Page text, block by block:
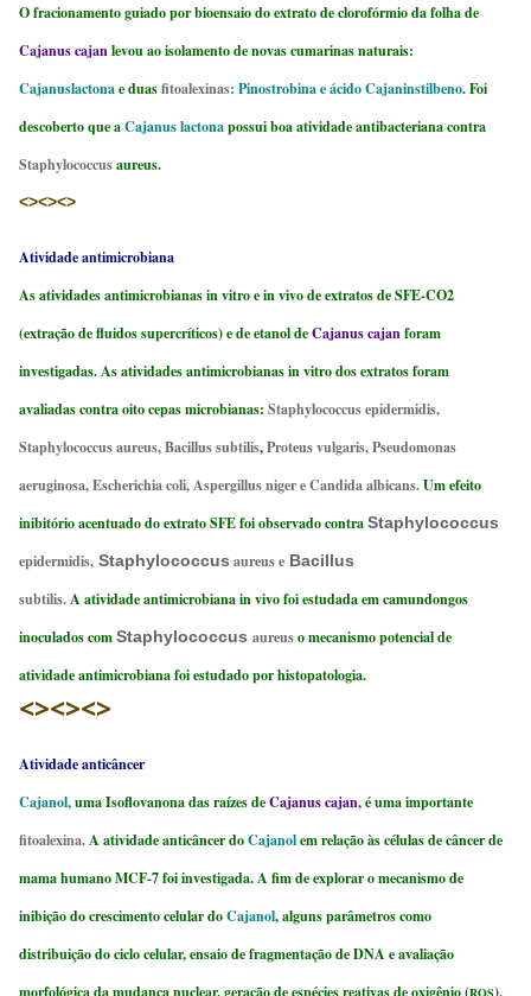
O fracionamento guiado por bioensaio do extrato de clorofórmio da folha de
Cajanus cajanlevou ao isolamento de novas cumarinas naturais:
Cajanuslactonae duasfitoalexinas: Pinostrobina e ácido Cajaninstilbeno. Foi
descoberto que aCajanus lactonapossui boa atividade antibacteriana contra
Staphylococcusaureus.
<><><>
Atividade antimicrobiana
As atividades antimicrobianas in vitro e in vivo de extratos de SFE-CO2
(extração de fluidos supercríticos) e de etanol deCajanus cajanforam
investigadas. As atividades antimicrobianas in vitro dos extratos foram
avaliadas contra oito cepas microbianas:Staphylococcus epidermidis,
Staphylococcus aureus, Bacillus subtilis,Proteus vulgaris, Pseudomonas
aeruginosa, Escherichia coli, Aspergillus niger e Candida albicans.Um efeito
inibitório acentuado do extrato SFE foi observado contraStaphylococcus
epidermidis,Staphylococcus aureus e Bacillus
subtilis.A atividade antimicrobiana in vivo foi estudada em camundongos
inoculados comStaphylococcusaureuso mecanismo potencial de
atividade antimicrobiana foi estudado por histopatologia.
<><><>
Atividade anticâncer
Cajanol,uma Isoflovanona das raízes deCajanus cajan, é uma importante
fitoalexina.A atividade anticâncer doCajanolem relação às células de câncer de
mama humano MCF-7 foi investigada. A fim de explorar o mecanismo de
inibição do crescimento celular doCajanol, alguns parâmetros como
distribuição do ciclo celular, ensaio de fragmentação de DNA e avaliação
morfológica da mudança nuclear, geração de espécies reativas de oxigênio (ROS),